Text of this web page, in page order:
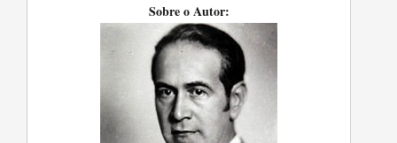
Sobre o Autor: